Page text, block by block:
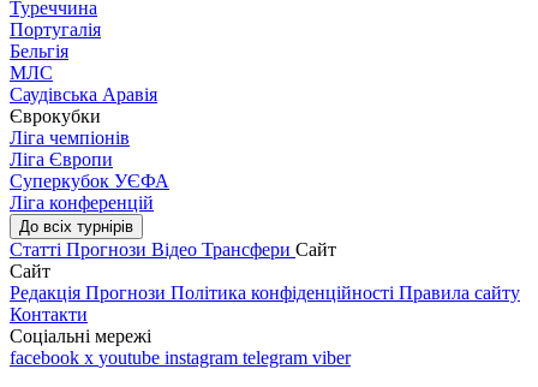
Туреччина
Португалія
Бельгія
МЛС
Саудівська Аравія
Єврокубки
Ліга чемпіонів
Ліга Європи
Суперкубок УЄФА
Ліга конференцій
До всіх турнірів
Статті Прогнози Відео Трансфери Сайт
Сайт
Редакція Прогнози Політика конфіденційності Правила сайту
Контакти
Соціальні мережі
facebook x youtube instagram telegram viber